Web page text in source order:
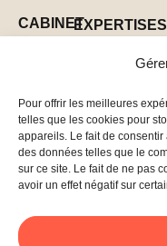
Pour offrir les meilleures
telles que les cookies pour
appareils. Le fait de
des données telles que le
sur ce site. Le fait de ne pas
avoir un effet négatif sur
CABINET
BLOG
PRESSE
EXPERTISES
fonds
Structuration
du capital
Fusions